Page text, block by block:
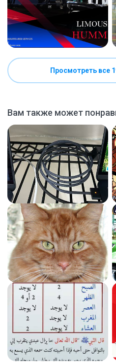
Просмотреть все
Вам также может